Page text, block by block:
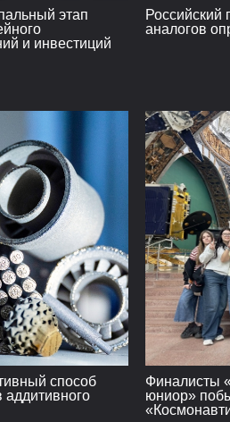
этап
и инвестиций
Российский
аналогов
способ
аддитивного
Финалисты
юниор»